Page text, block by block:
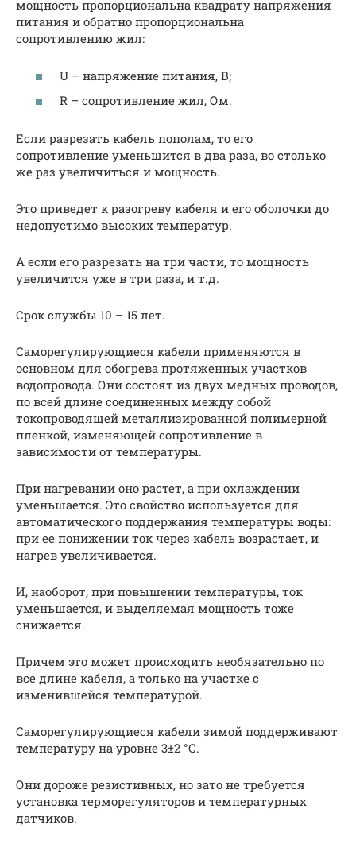
мощность пропорциональна квадрату напряжения
питания и обратно пропорциональна
сопротивлению жил:
U – напряжение питания, В;
R – сопротивление жил, Ом.
Если разрезать кабель пополам, то его
сопротивление уменьшится в два раза, во столько
же раз увеличиться и мощность.
Это приведет к разогреву кабеля и его оболочки до
недопустимо высоких температур.
А если его разрезать на три части, то мощность
увеличится уже в три раза, и т.д.
Срок службы 10 – 15 лет.
Саморегулирующиеся кабели применяются в
основном для обогрева протяженных участков
водопровода. Они состоят из двух медных проводов,
по всей длине соединенных между собой
токопроводящей металлизированной полимерной
пленкой, изменяющей сопротивление в
зависимости от температуры.
При нагревании оно растет, а при охлаждении
уменьшается. Это свойство используется для
автоматического поддержания температуры воды:
при ее понижении ток через кабель возрастает, и
нагрев увеличивается.
И, наоборот, при повышении температуры, ток
уменьшается, и выделяемая мощность тоже
снижается.
Причем это может происходить необязательно по
все длине кабеля, а только на участке с
изменившейся температурой.
Саморегулирующиеся кабели зимой поддерживают
температуру на уровне 3±2 °С.
Они дороже резистивных, но зато не требуется
установка терморегуляторов и температурных
датчиков.